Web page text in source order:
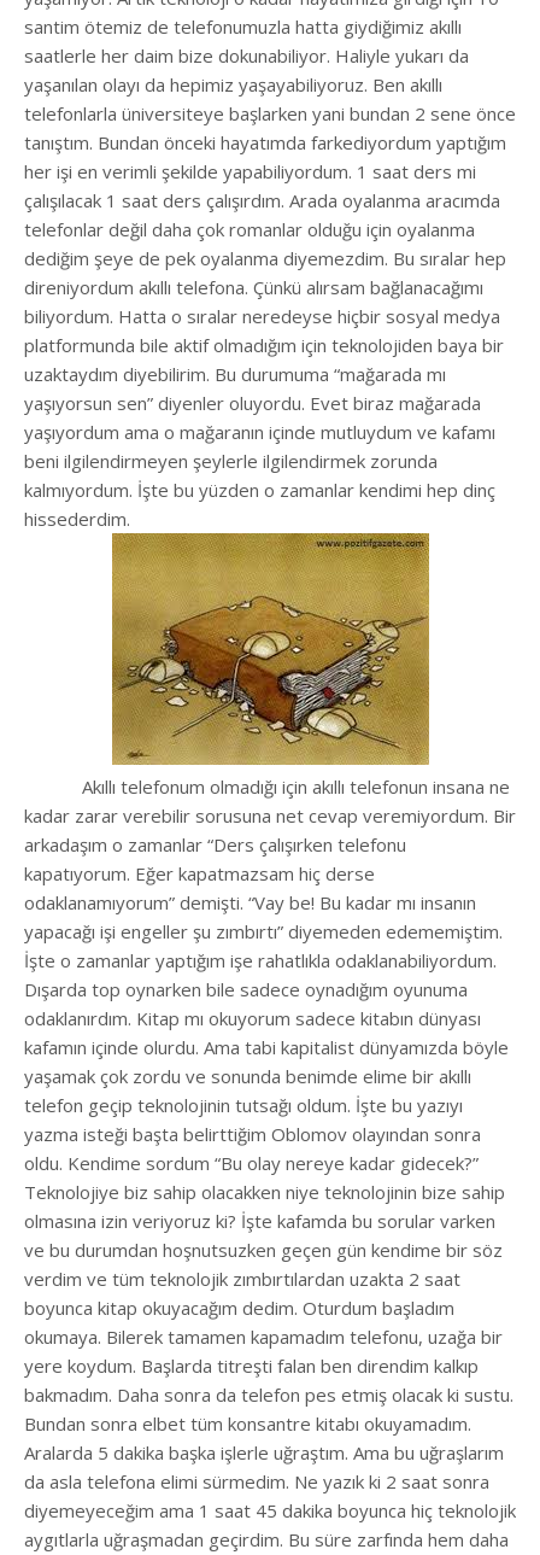
santim ötemiz de telefonumuzla hatta giydiğimiz akıllı
saatlerle her daim bize dokunabiliyor. Haliyle yukarı da
yaşanılan olayı da hepimiz yaşayabiliyoruz. Ben akıllı
telefonlarla üniversiteye başlarken yani bundan 2 sene önce
tanıştım. Bundan önceki hayatımda farkediyordum yaptığım
her işi en verimli şekilde yapabiliyordum. 1 saat ders mi
çalışılacak 1 saat ders çalışırdım. Arada oyalanma aracımda
telefonlar değil daha çok romanlar olduğu için oyalanma
dediğim şeye de pek oyalanma diyemezdim. Bu sıralar hep
direniyordum akıllı telefona. Çünkü alırsam bağlanacağımı
biliyordum. Hatta o sıralar neredeyse hiçbir sosyal medya
platformunda bile aktif olmadığım için teknolojiden baya bir
uzaktaydım diyebilirim. Bu durumuma “mağarada mı
yaşıyorsun sen” diyenler oluyordu. Evet biraz mağarada
yaşıyordum ama o mağaranın içinde mutluydum ve kafamı
beni ilgilendirmeyen şeylerle ilgilendirmek zorunda
kalmıyordum. İşte bu yüzden o zamanlar kendimi hep dinç
hissederdim.
Akıllı telefonum olmadığı için akıllı telefonun insana ne
kadar zarar verebilir sorusuna net cevap veremiyordum. Bir
arkadaşım o zamanlar “Ders çalışırken telefonu
kapatıyorum. Eğer kapatmazsam hiç derse
odaklanamıyorum” demişti. “Vay be! Bu kadar mı insanın
yapacağı işi engeller şu zımbırtı” diyemeden edememiştim.
İşte o zamanlar yaptığım işe rahatlıkla odaklanabiliyordum.
Dışarda top oynarken bile sadece oynadığım oyunuma
odaklanırdım. Kitap mı okuyorum sadece kitabın dünyası
kafamın içinde olurdu. Ama tabi kapitalist dünyamızda böyle
yaşamak çok zordu ve sonunda benimde elime bir akıllı
telefon geçip teknolojinin tutsağı oldum. İşte bu yazıyı
yazma isteği başta belirttiğim Oblomov olayından sonra
oldu. Kendime sordum “Bu olay nereye kadar gidecek?”
Teknolojiye biz sahip olacakken niye teknolojinin bize sahip
olmasına izin veriyoruz ki? İşte kafamda bu sorular varken
ve bu durumdan hoşnutsuzken geçen gün kendime bir söz
verdim ve tüm teknolojik zımbırtılardan uzakta 2 saat
boyunca kitap okuyacağım dedim. Oturdum başladım
okumaya. Bilerek tamamen kapamadım telefonu, uzağa bir
yere koydum. Başlarda titreşti falan ben direndim kalkıp
bakmadım. Daha sonra da telefon pes etmiş olacak ki sustu.
Bundan sonra elbet tüm konsantre kitabı okuyamadım.
Aralarda 5 dakika başka işlerle uğraştım. Ama bu uğraşlarım
da asla telefona elimi sürmedim. Ne yazık ki 2 saat sonra
diyemeyeceğim ama 1 saat 45 dakika boyunca hiç teknolojik
aygıtlarla uğraşmadan geçirdim. Bu süre zarfında hem daha